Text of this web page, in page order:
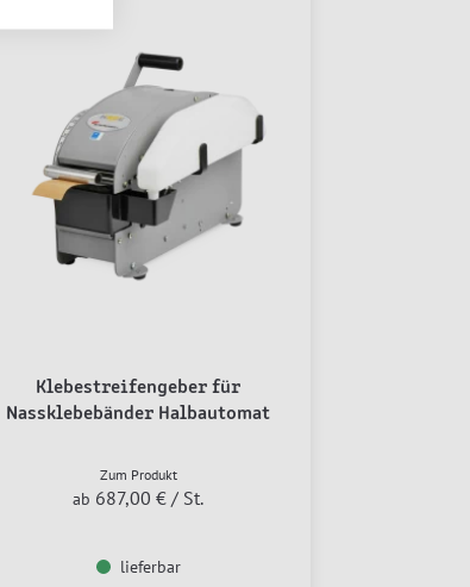
Klebestreifengeber für
Nassklebebänder Halbautomat
Zum Produkt
ab 687,00 € / St.
lieferbar